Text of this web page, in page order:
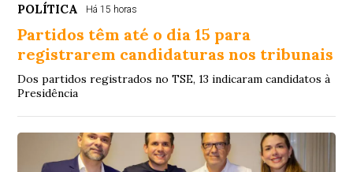
POLÍTICA Há 15 horas
Partidos têm até o dia 15 para
registrarem candidaturas nos tribunais
Dos partidos registrados no TSE, 13 indicaram candidatos à
Presidência